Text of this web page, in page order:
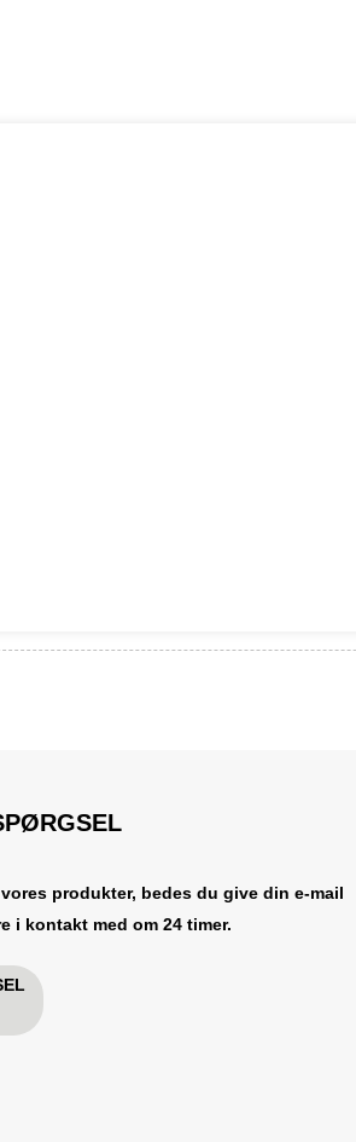
produkter, bedes du give din e-mail
i kontakt med om 24 timer.